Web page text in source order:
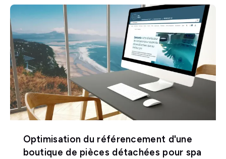
Optimisation du référencement d'une
boutique de pièces détachées pour spa